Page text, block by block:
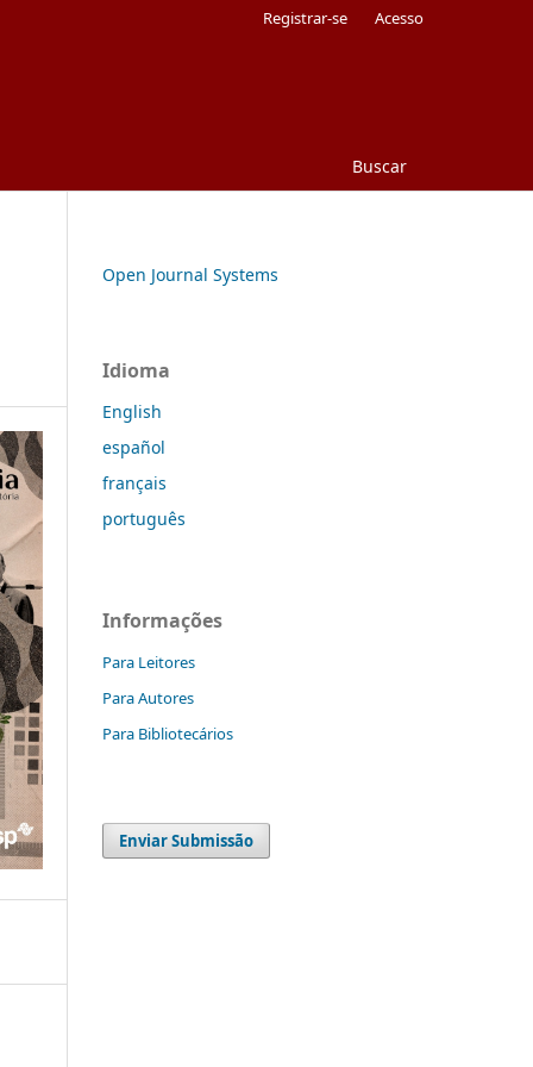
Buscar
Registrar-se Acesso
Open Journal Systems
Idioma
English
español
français
português
Informações
Para Leitores
Para Autores
Para Bibliotecários
Enviar Submissão